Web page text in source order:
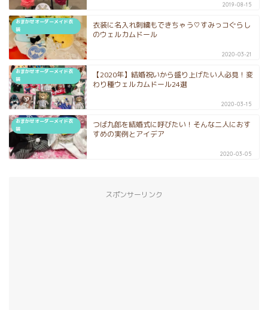
2019-08-15
おまかせオーダーメイド衣
装
衣装に名入れ刺繍もできちゃう♡すみっコぐらし
のウェルカムドール
2020-03-21
おまかせオーダーメイド衣
装
【2020年】結婚祝いから盛り上げたい人必見！変
わり種ウェルカムドール24選
2020-03-15
おまかせオーダーメイド衣
装
つば九郎を結婚式に呼びたい！そんな二人におす
すめの実例とアイデア
2020-03-05
スポンサーリンク